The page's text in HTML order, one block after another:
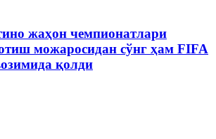
жаҳон чемпионатлари
можаросидан сўнг ҳам FIFA
қолди